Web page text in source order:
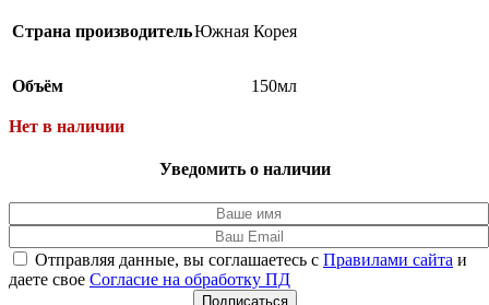
Страна производительЮжная Корея
Объём 150мл
Нет в наличии
Уведомить о наличии
Отправляя данные, вы соглашаетесь с Правилами сайта и
даете свое Согласие на обработку ПД
Подписаться